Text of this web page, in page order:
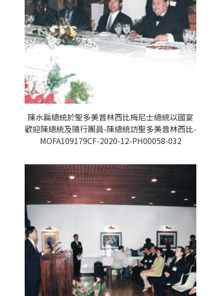
陳水扁總統於聖多美普林西比梅尼士總統以國宴
歡迎陳總統及隨行團員-陳總統訪聖多美普林西比-
MOFA109179CF-2020-12-PH00058-032